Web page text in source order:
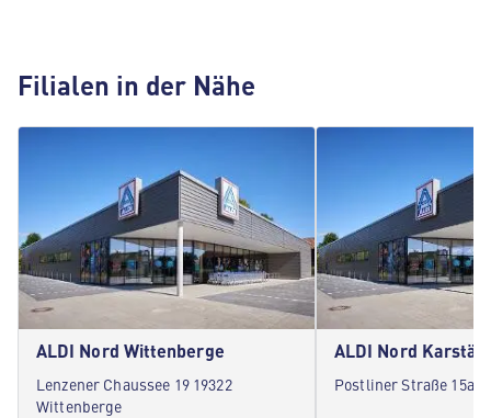
Filialen in der Nähe
ALDI Nord Wittenberge
Lenzener Chaussee 19 19322
Wittenberge
ALDI Nord
Postliner Straße 15a